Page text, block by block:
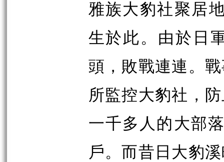
雅族大豹社聚居
生於此。 由於日
頭，敗戰連連。
所監控大豹社，
一千多人的大部
戶。而昔日大豹